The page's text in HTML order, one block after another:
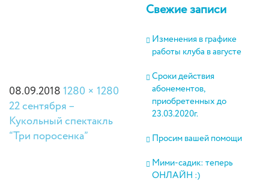
08.09.20181280 × 1280
22 сентября –
Кукольный спектакль
“Три поросенка”
Свежие записи
Изменения в графике
работы клуба в августе
Сроки действия
абонементов,
приобретенных до
23.03.2020г.
Просим вашей помощи
Мими-садик: теперь
ОНЛАЙН :)